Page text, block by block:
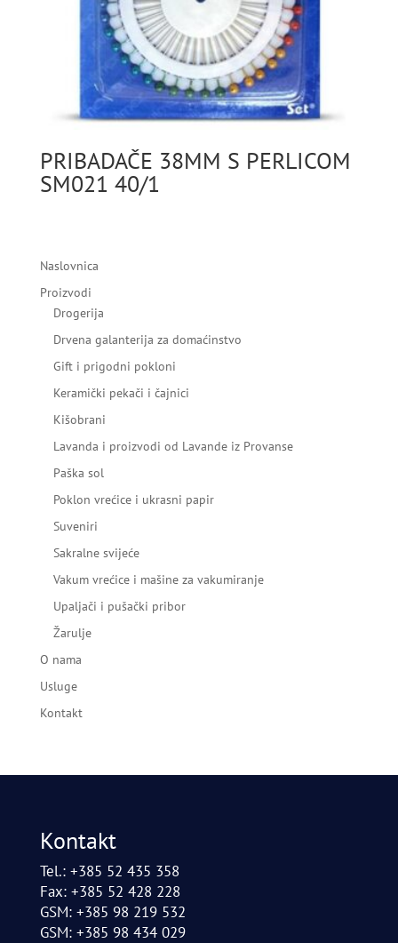
PRIBADAČE 38MM S PERLICOM
SM021 40/1
Naslovnica
Proizvodi
Drogerija
Drvena galanterija za domaćinstvo
Gift i prigodni pokloni
Keramički pekači i čajnici
Kišobrani
Lavanda i proizvodi od Lavande iz Provanse
Paška sol
Poklon vrećice i ukrasni papir
Suveniri
Sakralne svijeće
Vakum vrećice i mašine za vakumiranje
Upaljači i pušački pribor
Žarulje
O nama
Usluge
Kontakt
Kontakt
Tel.: +385 52 435 358
Fax: +385 52 428 228
GSM: +385 98 219 532
GSM: +385 98 434 029